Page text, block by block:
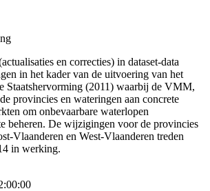
en correcties) in dataset-data
in het kader van de uitvoering van het
Staatshervorming (2011) waarbij de VMM,
provincies en wateringen aan concrete
om onbevaarbare waterlopen
beheren. De wijzigingen voor de provincies
Vlaanderen en West-Vlaanderen treden
in werking.